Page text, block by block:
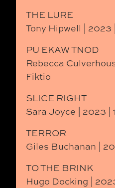
THE LURE
Tony Hipwell | 2023
PU EKAW TNOD
Rebecca
Fiktio
SLICE RIGHT
Sara Joyce | 2023 |
TERROR
Giles Buchanan |
TO THE BRINK
Hugo Docking |